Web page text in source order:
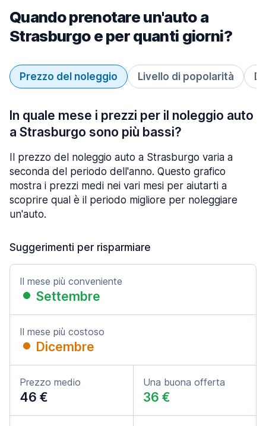
Quando prenotare un'auto a
Strasburgo e per quanti giorni?
Prezzo del noleggio Livello di popolarità
In quale mese i prezzi per il noleggio auto
a Strasburgo sono più bassi?
Il prezzo del noleggio auto a Strasburgo varia a
seconda del periodo dell'anno. Questo grafico
mostra i prezzi medi nei vari mesi per aiutarti a
scoprire qual è il periodo migliore per noleggiare
un'auto.
Suggerimenti per risparmiare
Il mese più conveniente
Settembre
Il mese più costoso
Dicembre
Prezzo medio
46 €
Una buona offerta
36 €